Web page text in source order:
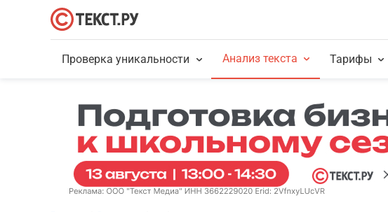
Проверка уникальности Анализ текста Тарифы